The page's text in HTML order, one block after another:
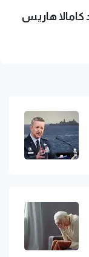
كامالا هاريس